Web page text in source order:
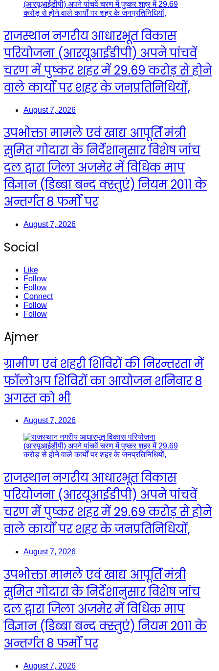
राजस्थान नगरीय आधारभूत विकास
परियोजना (आरयूआईडीपी) अपने पांचवें
चरण में पुष्कर शहर में 29.69 करोड़ से होने
वाले कार्यों पर शहर के जनप्रतिनिधियों,
August 7, 2026
उपभोक्ता मामले एवं खाद्य आपूर्ति मंत्री
सुमित गोदारा के निर्देशानुसार विशेष जांच
दल द्वारा जिला अजमेर में विधिक माप
विज्ञान (डिब्बा बन्द क्स्तुएं) नियम 2011 के
अन्तर्गत 8 फर्मों पर
August 7, 2026
Social
Like
Follow
Follow
Connect
Follow
Follow
Ajmer
ग्रामीण एवं शहरी शिविरों की निरन्तरता में
फॉलोअप शिविरों का आयोजन शनिवार 8
अगस्त को भी
August 7, 2026
राजस्थान नगरीय आधारभूत विकास
परियोजना (आरयूआईडीपी) अपने पांचवें
चरण में पुष्कर शहर में 29.69 करोड़ से होने
वाले कार्यों पर शहर के जनप्रतिनिधियों,
August 7, 2026
उपभोक्ता मामले एवं खाद्य आपूर्ति मंत्री
सुमित गोदारा के निर्देशानुसार विशेष जांच
दल द्वारा जिला अजमेर में विधिक माप
विज्ञान (डिब्बा बन्द क्स्तुएं) नियम 2011 के
अन्तर्गत 8 फर्मों पर
August 7, 2026